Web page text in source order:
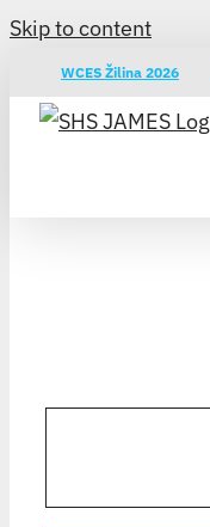
Skip to content
WCES Žilina 2026